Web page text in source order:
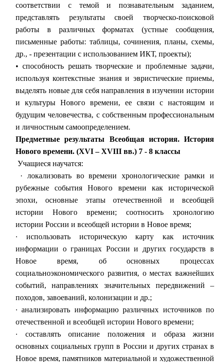
соответствии с темой и познавательным заданием,
представлять результаты своей творческо-поисковой
работы в различных форматах (устные сообщения,
письменные работы: таблицы, сочинения, планы, схемы,
др., - презентации с использованием ИКТ, проекты);
• способность решать творческие и проблемные задачи,
используя контекстные знания и эвристические приемы,
выделять новые для себя направления в изучении истории
и культуры Нового времени, ее связи с настоящим и
будущим человечества, с собственным профессиональным
и личностным самоопределением.
Предметные результаты Всеобщая история. История
Нового времени. (XVI – ХVIII вв.) 7 - 8 классы
Учащиеся научатся:
∙ локализовать во времени хронологические рамки и
рубежные события Нового времени как исторической
эпохи, основные этапы отечественной и всеобщей
истории Нового времени; соотносить хронологию
истории России и всеобщей истории в Новое время;
∙ использовать историческую карту как источник
информации о границах России и других государств в
Новое время, об основных процессах
социальноэкономического развития, о местах важнейших
событий, направлениях значительных передвижений –
походов, завоеваний, колонизации и др.;
∙ анализировать информацию различных источников по
отечественной и всеобщей истории Нового времени;
∙ составлять описание положения и образа жизни
основных социальных групп в России и других странах в
Новое время, памятников материальной и художественной